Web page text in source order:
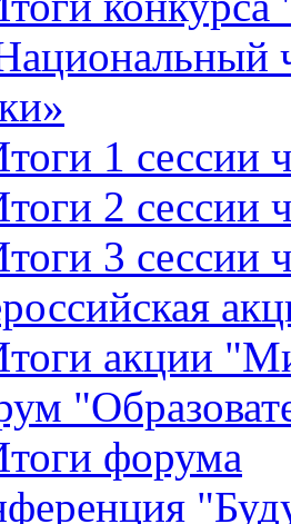
1 сессии
2 сессии
3 сессии
акции
форума